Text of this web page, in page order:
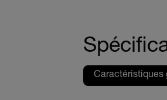
Caractéristiques